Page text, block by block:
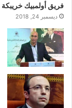
فريق أولمبيك خريبكة ٠٠٠الإدمان على الهزيمة
ديسمبر 24, 2018